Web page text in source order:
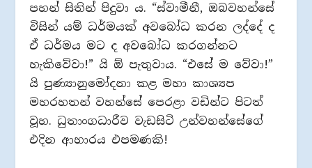
පහන් සිතින් පිදුවා ය. “ස්වාමීනී, ඔබවහන්සේ
විසින් යම් ධර්මයක් අවබෝධ කරන ලද්දේ ද
ඒ ධර්මය මට ද අවබෝධ කරගන්නට
හැකිවේවා!” යි ඕ පැතුවාය. “එසේ ම වේවා!”
යි පුණ්‍යානුමෝදනා කළ මහා කාශ්‍යප
මහරහතන් වහන්සේ පෙරළා වඩින්ට පිටත්
වූහ. ධුතාංගධාරීව වැඩසිටි උන්වහන්සේගේ
එදින ආහාරය එපමණකි!